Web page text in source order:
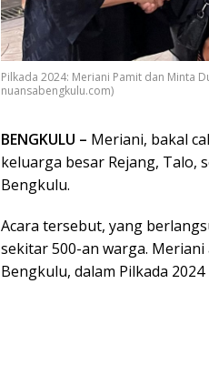
Pilkada 2024: Meriani Pamit dan Minta
nuansabengkulu.com)
BENGKULU – Meriani, bakal
keluarga besar Rejang, Talo,
Bengkulu.
Acara tersebut, yang
sekitar 500-an warga.
Bengkulu, dalam Pilkada